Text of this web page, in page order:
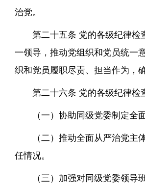
治党。
第二十五条 党的各级纪律检
一领导，推动党组织和党员统一
织和党员履职尽责、担当作为，
第二十六条 党的各级纪律检
（一）协助同级党委制定
（二）推动全面从严治党
任情况。
（三）加强对同级党委领